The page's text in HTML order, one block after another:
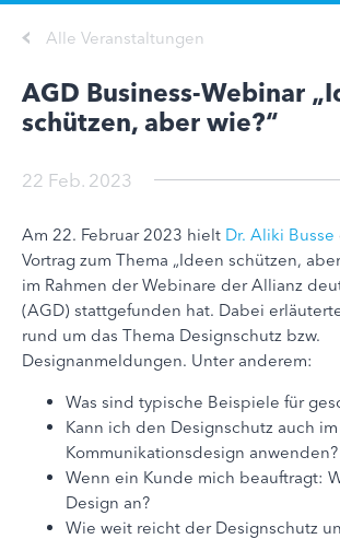
Alle Veranstaltungen
AGD Business-Webinar
schützen, aber wie?“
22 Feb. 2023
Am 22. Februar 2023 hielt Dr. Aliki Busse
Vortrag zum Thema „Ideen schützen,
im Rahmen der Webinare der Allianz
(AGD) stattgefunden hat. Dabei
rund um das Thema Designschutz bzw.
Designanmeldungen. Unter anderem:
Was sind typische Beispiele für
Kann ich den Designschutz auch im
Kommunikationsdesign anwenden?
Wenn ein Kunde mich beauftragt:
Design an?
Wie weit reicht der Designschutz